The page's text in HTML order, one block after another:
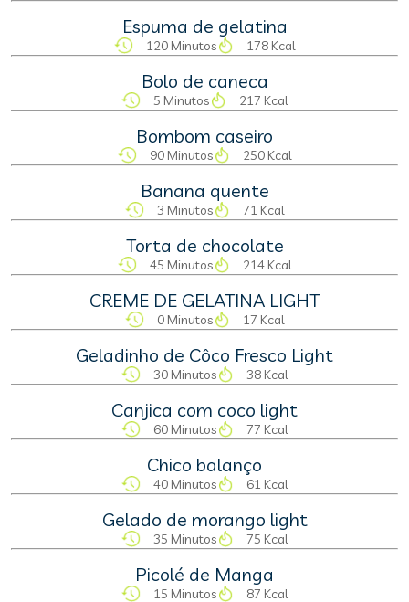
Espuma de gelatina
120 Minutos 178 Kcal
Bolo de caneca
5 Minutos 217 Kcal
Bombom caseiro
90 Minutos 250 Kcal
Banana quente
3 Minutos 71 Kcal
Torta de chocolate
45 Minutos 214 Kcal
CREME DE GELATINA LIGHT
0 Minutos 17 Kcal
Geladinho de Côco Fresco Light
30 Minutos 38 Kcal
Canjica com coco light
60 Minutos 77 Kcal
Chico balanço
40 Minutos 61 Kcal
Gelado de morango light
35 Minutos 75 Kcal
Picolé de Manga
15 Minutos 87 Kcal